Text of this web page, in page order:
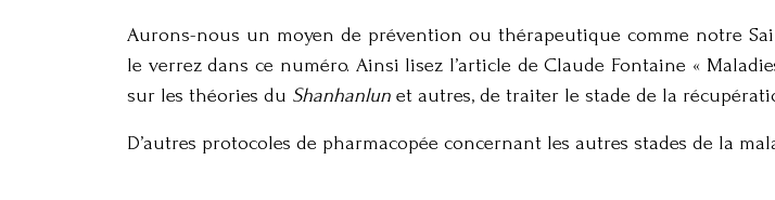
Aurons-nous un moyen de prévention ou thérapeutique comme notre
le verrez dans ce numéro. Ainsi lisez l’article de Claude Fontaine «
sur les théories du Shanhanlun et autres, de traiter le stade de la
D’autres protocoles de pharmacopée concernant les autres stades de la